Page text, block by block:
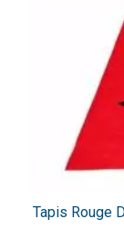
Tapis Rouge